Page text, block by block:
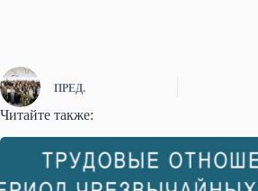
ПРЕД.
Читайте также: